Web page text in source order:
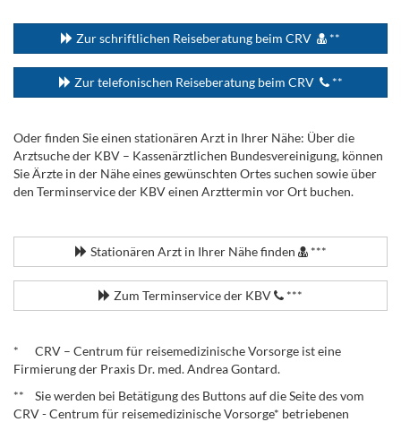
Zur schriftlichen Reiseberatung beim CRV **
Zur telefonischen Reiseberatung beim CRV **
Oder finden Sie einen stationären Arzt in Ihrer Nähe: Über die
Arztsuche der KBV – Kassenärztlichen Bundesvereinigung, können
Sie Ärzte in der Nähe eines gewünschten Ortes suchen sowie über
den Terminservice der KBV einen Arzttermin vor Ort buchen.
Stationären Arzt in Ihrer Nähe finden ***
Zum Terminservice der KBV ***
* CRV – Centrum für reisemedizinische Vorsorge ist eine
Firmierung der Praxis Dr. med. Andrea Gontard.
** Sie werden bei Betätigung des Buttons auf die Seite des vom
CRV - Centrum für reisemedizinische Vorsorge* betriebenen